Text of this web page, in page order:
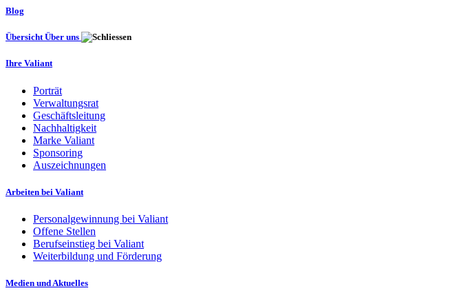
Blog
Übersicht Über uns
Ihre Valiant
Porträt
Verwaltungsrat
Geschäftsleitung
Nachhaltigkeit
Marke Valiant
Sponsoring
Auszeichnungen
Arbeiten bei Valiant
Personalgewinnung bei Valiant
Offene Stellen
Berufseinstieg bei Valiant
Weiterbildung und Förderung
Medien und Aktuelles